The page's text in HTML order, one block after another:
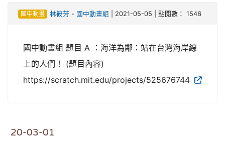
國中動畫 林筱芳 - 國中動畫組 | 2021-05-05 | 點閱數： 1546
國中動畫組 題目 A ：海洋為鄰：站在台灣海岸線
上的人們！ (題目內容)
https://scratch.mit.edu/projects/525676744
20-03-01